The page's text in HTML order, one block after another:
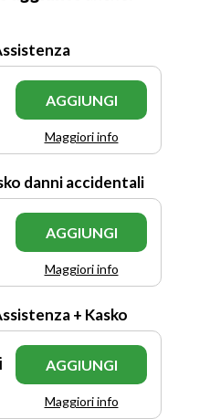
AGGIUNGI
Maggiori info
danni accidentali
AGGIUNGI
Maggiori info
+ Kasko
AGGIUNGI
Maggiori info